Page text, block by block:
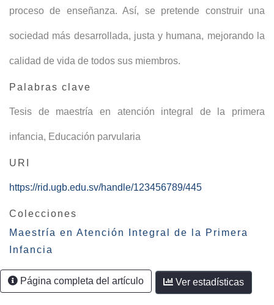
proceso de enseñanza. Así, se pretende construir una
sociedad más desarrollada, justa y humana, mejorando la
calidad de vida de todos sus miembros.
Palabras clave
Tesis de maestría en atención integral de la primera
infancia, Educación parvularia
URI
https://rid.ugb.edu.sv/handle/123456789/445
Colecciones
Maestría en Atención Integral de la Primera
Infancia
Página completa del artículo Ver estadísticas